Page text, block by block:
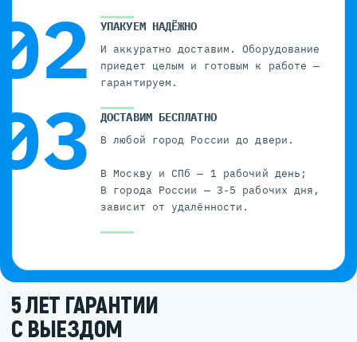
УПАКУЕМ НАДЁЖНО
И аккуратно доставим. Оборудование
приедет целым и готовым к работе —
гарантируем.
ДОСТАВИМ БЕСПЛАТНО
В любой город России до двери.
В Москву и СПб — 1 рабочий день;
В города России — 3-5 рабочих дня,
зависит от удалённости.
5 ЛЕТ ГАРАНТИИ
С ВЫЕЗДОМ